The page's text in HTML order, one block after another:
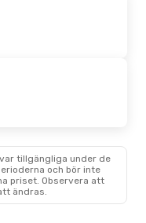
tillgängliga under de
och bör inte
priset. Observera att
ändras.